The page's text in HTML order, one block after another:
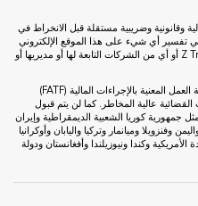
وضريبية مستقلة قبل الانخراط في
تفسير أي شيء على هذا الموقع الإلكتروني
على أنه نصيحة نيابة عن Z Trading & Technology أو أي من الشركات التابعة لها أو مديريها أو
تلتزم Z Trading & Technology بإرشادات فرقة العمل المعنية بالإجراءات المالية (FATF)
عالية المخاطر. كما لن يتم قبول
جمهورية كوريا الشعبية الديمقراطية وإيران
وفنزويلا وميانمار وتركيا واليابان وأوكرانيا
الأمريكية وكندا ونيوزيلندا وأفغانستان ودولة